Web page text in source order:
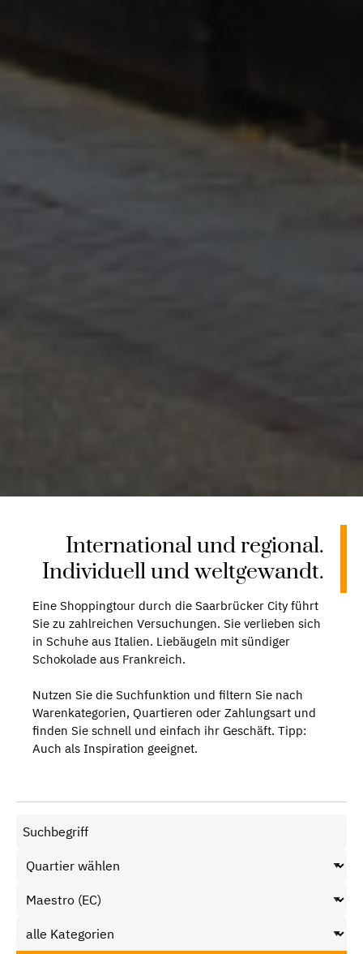
International und regional.
Individuell und weltgewandt.
Eine Shoppingtour durch die Saarbrücker City führt
Sie zu zahlreichen Versuchungen. Sie verlieben sich
in Schuhe aus Italien. Liebäugeln mit sündiger
Schokolade aus Frankreich.
Nutzen Sie die Suchfunktion und filtern Sie nach
Warenkategorien, Quartieren oder Zahlungsart und
finden Sie schnell und einfach ihr Geschäft. Tipp:
Auch als Inspiration geeignet.